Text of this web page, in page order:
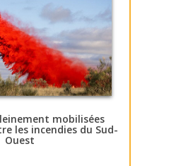
mobilisées
les incendies du Sud-
Ouest